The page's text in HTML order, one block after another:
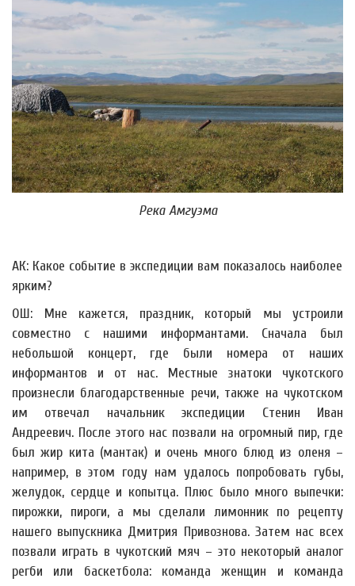
Река Амгуэма
АК: Какое событие в экспедиции вам показалось наиболее
ярким?
ОШ: Мне кажется, праздник, который мы устроили
совместно с нашими информантами. Сначала был
небольшой концерт, где были номера от наших
информантов и от нас. Местные знатоки чукотского
произнесли благодарственные речи, также на чукотском
им отвечал начальник экспедиции Стенин Иван
Андреевич. После этого нас позвали на огромный пир, где
был жир кита (мантак) и очень много блюд из оленя –
например, в этом году нам удалось попробовать губы,
желудок, сердце и копытца. Плюс было много выпечки:
пирожки, пироги, а мы сделали лимонник по рецепту
нашего выпускника Дмитрия Привознова. Затем нас всех
позвали играть в чукотский мяч – это некоторый аналог
регби или баскетбола: команда женщин и команда